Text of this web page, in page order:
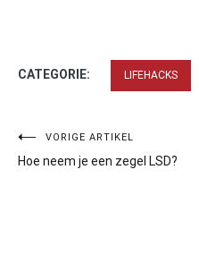
CATEGORIE: LIFEHACKS
Bericht
navigatie
VORIGE ARTIKEL
Hoe neem je een zegel LSD?